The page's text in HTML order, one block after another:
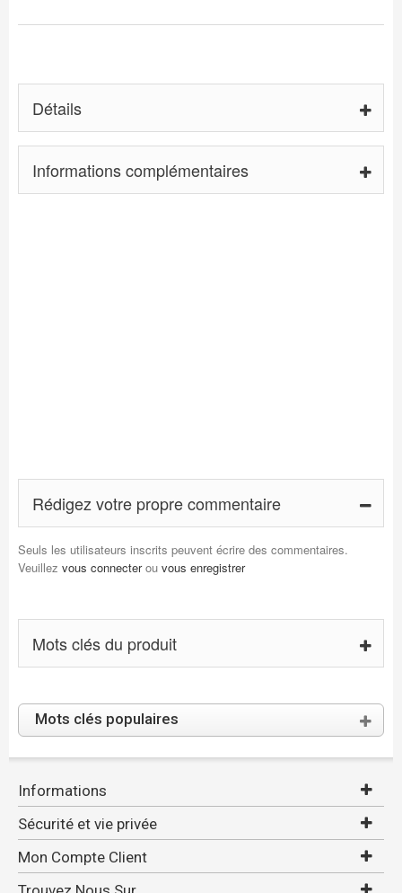
Détails
Informations complémentaires
Rédigez votre propre commentaire
Seuls les utilisateurs inscrits peuvent écrire des commentaires.
Veuillez vous connecterou vous enregistrer
Mots clés du produit
Mots clés populaires
Informations
Sécurité et vie privée
Mon Compte Client